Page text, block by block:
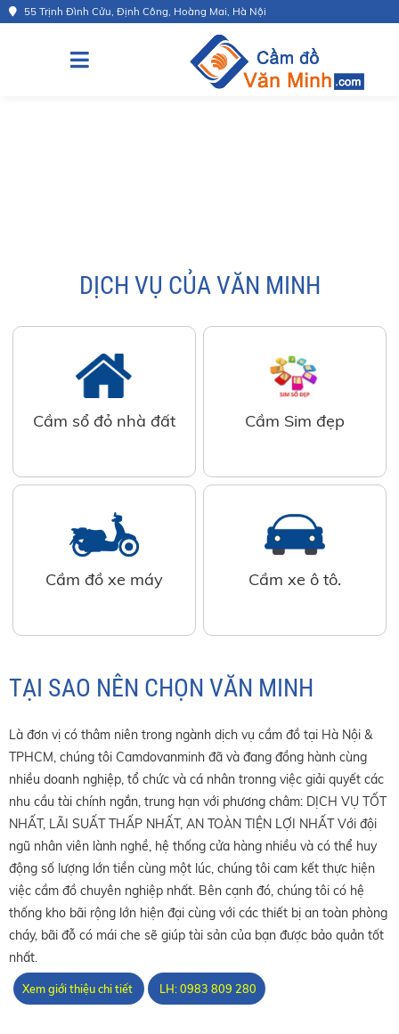
55 Trịnh Đình Cửu, Định Công, Hoàng Mai, Hà Nội
DỊCH VỤ CỦA VĂN MINH
Cầm sổ đỏ nhà đất Cầm Sim đẹp
Cầm đồ xe máy Cầm xe ô tô.
TẠI SAO NÊN CHỌN VĂN MINH
Là đơn vị có thâm niên trong ngành dịch vụ cầm đồ tại Hà Nội &
TPHCM, chúng tôi Camdovanminh đã và đang đồng hành cùng
nhiều doanh nghiệp, tổ chức và cá nhân tronng việc giải quyết các
nhu cầu tài chính ngắn, trung hạn với phương châm: DỊCH VỤ TỐT
NHẤT, LÃI SUẤT THẤP NHẤT, AN TOÀN TIỆN LỢI NHẤT Với đội
ngũ nhân viên lành nghề, hệ thống cửa hàng nhiều và có thể huy
động số lượng lớn tiền cùng một lúc, chúng tôi cam kết thực hiện
việc cầm đồ chuyên nghiệp nhất. Bên cạnh đó, chúng tôi có hệ
thống kho bãi rộng lớn hiện đại cùng với các thiết bị an toàn phòng
cháy, bãi đỗ có mái che sẽ giúp tài sản của bạn được bảo quản tốt
nhất.
Xem giới thiệu chi tiết LH: 0983 809 280